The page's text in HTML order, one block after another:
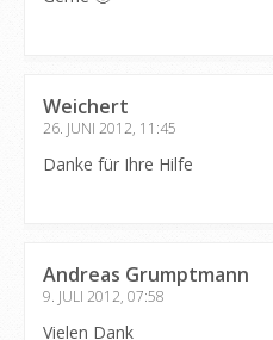
Weichert
26. JUNI 2012, 11:45
Danke für Ihre Hilfe
Andreas Grumptmann
9. JULI 2012, 07:58
Vielen Dank